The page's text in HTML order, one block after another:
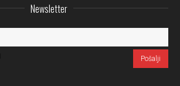
Newsletter